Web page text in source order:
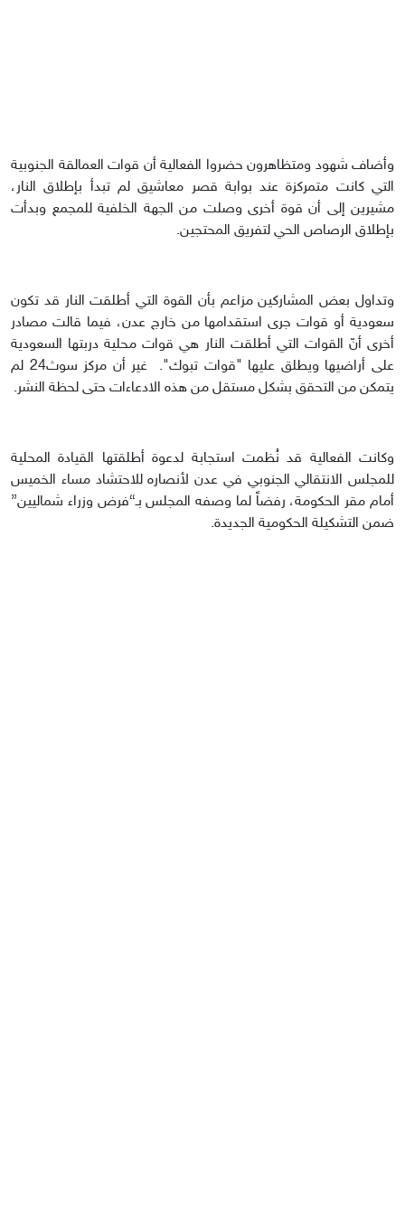
وأضاف شهود ومتظاهرون حضروا الفعالية أن قوات العمالقة الجنوبية
التي كانت متمركزة عند بوابة قصر معاشيق لم تبدأ بإطلاق النار،
مشيرين إلى أن قوة أخرى وصلت من الجهة الخلفية للمجمع وبدأت
بإطلاق الرصاص الحي لتفريق المحتجين.
وتداول بعض المشاركين مزاعم بأن القوة التي أطلقت النار قد تكون
سعودية أو قوات جرى استقدامها من خارج عدن، فيما قالت مصادر
أخرى أنّ القوات التي أطلقت النار هي قوات محلية دربتها السعودية
على أراضيها ويطلق عليها "قوات تبوك". غير أن مركز سوث24 لم
يتمكن من التحقق بشكل مستقل من هذه الادعاءات حتى لحظة النشر.
وكانت الفعالية قد نُظمت استجابة لدعوة أطلقتها القيادة المحلية
للمجلس الانتقالي الجنوبي في عدن لأنصاره للاحتشاد مساء الخميس
أمام مقر الحكومة، رفضاً لما وصفه المجلس بـ“فرض وزراء شماليين”
ضمن التشكيلة الحكومية الجديدة.